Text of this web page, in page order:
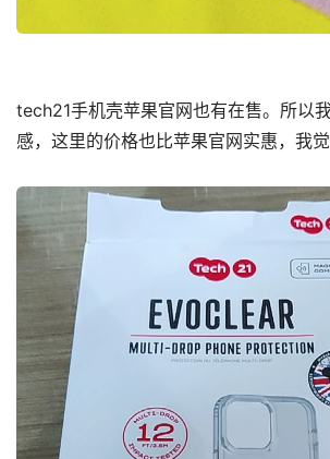
tech21手机壳苹果官网也有在售。所以
感，这里的价格也比苹果官网实惠，我觉